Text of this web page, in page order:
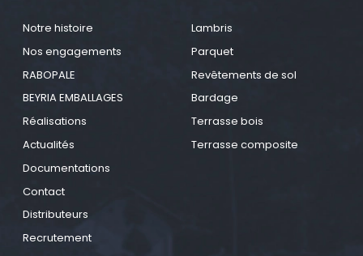
Notre histoire
Nos engagements
RABOPALE
BEYRIA EMBALLAGES
Réalisations
Actualités
Documentations
Contact
Distributeurs
Recrutement
Lambris
Parquet
Revêtements de sol
Bardage
Terrasse bois
Terrasse composite